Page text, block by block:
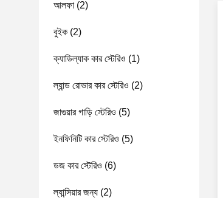
আলফা (2)
বুইক (2)
ক্যাডিল্যাক কার স্টেরিও (1)
ল্যান্ড রোভার কার স্টেরিও (2)
জাগুয়ার গাড়ি স্টেরিও (5)
ইনফিনিটি কার স্টেরিও (5)
ডজ কার স্টেরিও (6)
ল্যান্সিয়ার জন্য (2)